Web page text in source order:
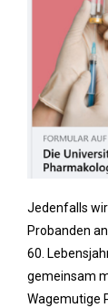
Jedenfalls
Probanden
60.
gemeinsam
Wagemutige